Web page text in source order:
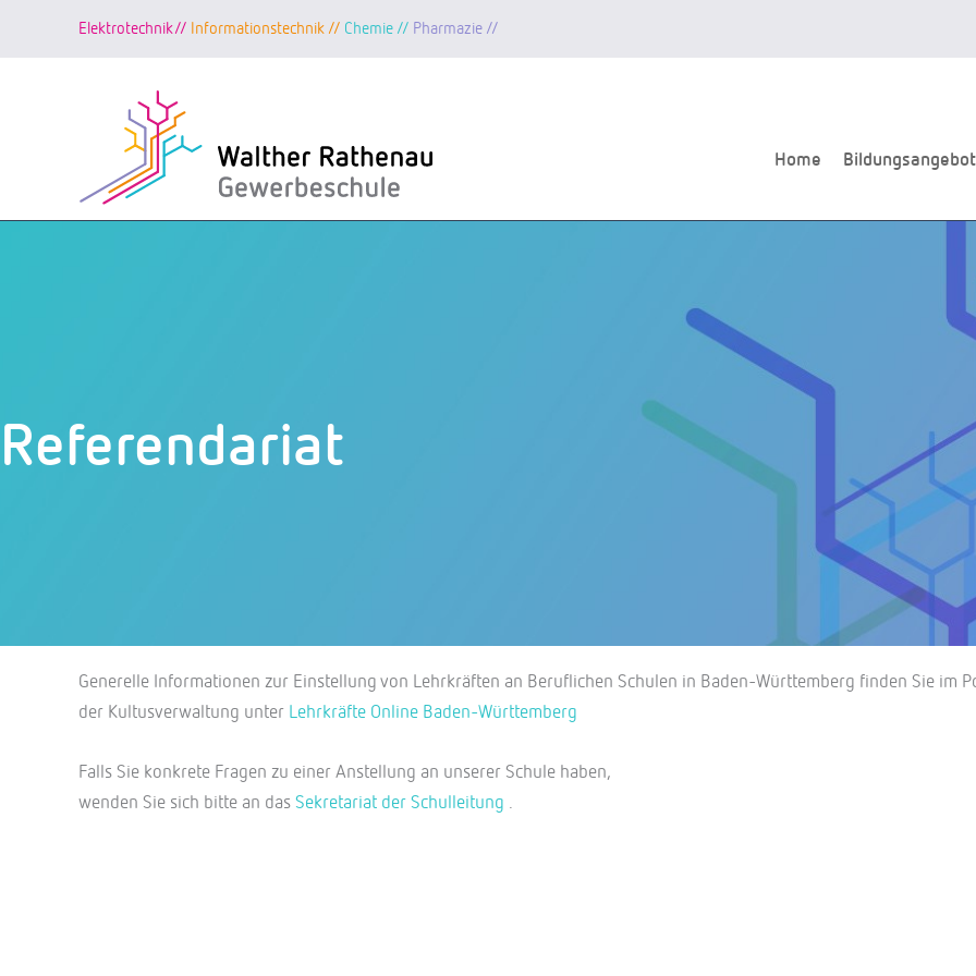
Elektrotechnik// Informationstechnik // Chemie // Pharmazie //
Home Bildungsangebot
Referendariat
Generelle Informationen zur Einstellung von Lehrkräften an Beruflichen Schulen in Baden-Württemberg finden Sie im
der Kultusverwaltung unter Lehrkräfte Online Baden-Württemberg
Falls Sie konkrete Fragen zu einer Anstellung an unserer Schule haben,
wenden Sie sich bitte an das Sekretariat der Schulleitung .